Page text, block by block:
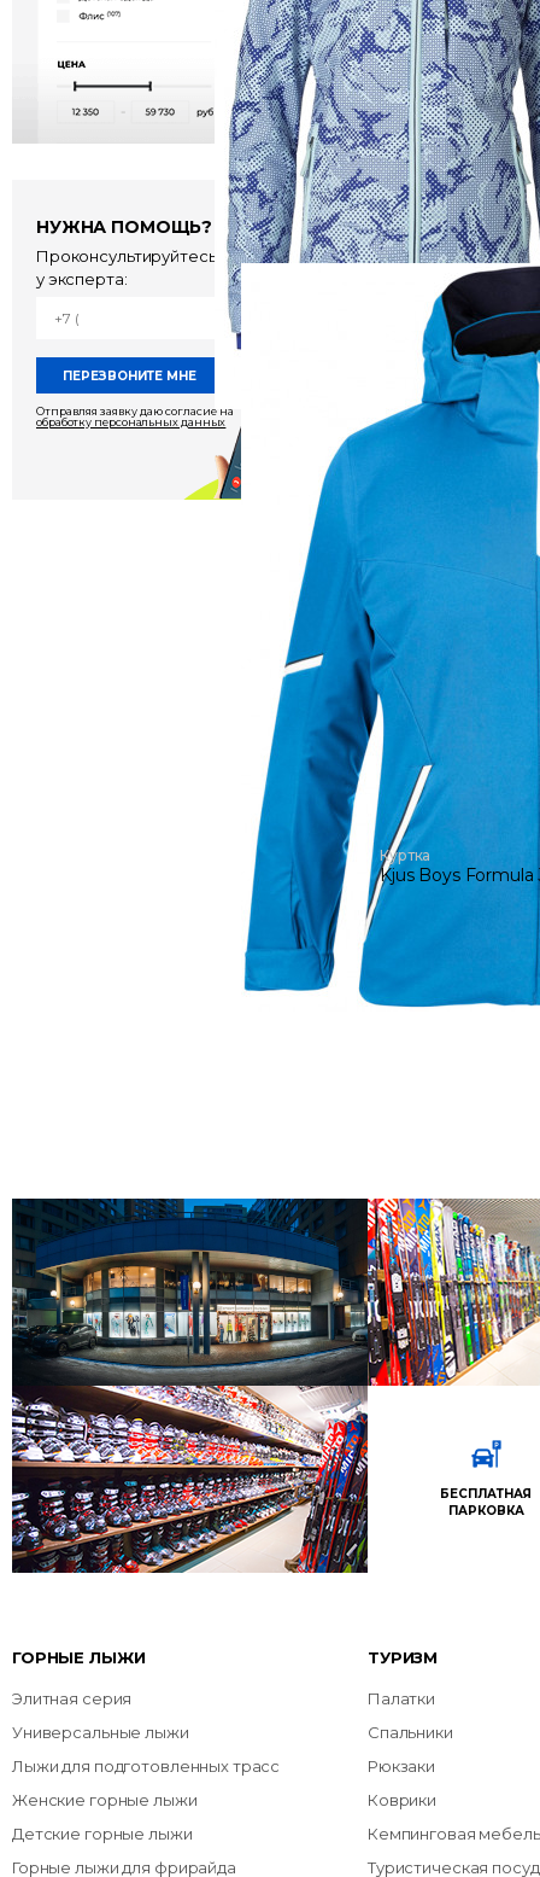
НУЖНА ПОМОЩЬ?
Проконсультируйтесь
у эксперта:
Отправляя заявку даю согласие на
обработку персональных данных
Горнолыжный
Kjus Surface
19 950 руб
Куртка
Kjus Boys Formula
БЕСПЛАТНАЯ
ПАРКОВКА
ГОРНЫЕ ЛЫЖИ
Элитная серия
Универсальные лыжи
Лыжи для подготовленных трасс
Женские горные лыжи
Детские горные лыжи
Горные лыжи для фрирайда
ТУРИЗМ
Палатки
Спальники
Рюкзаки
Коврики
Кемпинговая мебель
Туристическая